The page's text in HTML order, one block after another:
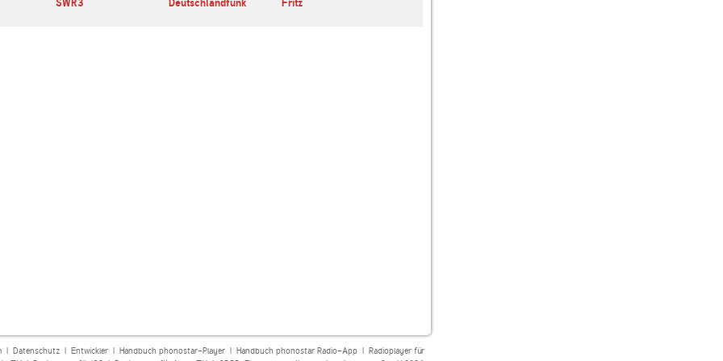
SWR3 Deutschlandfunk Fritz
| Datenschutz| Entwickler| Handbuch phonostar-Player| Handbuch phonostar Radio-App| Radioplayer für